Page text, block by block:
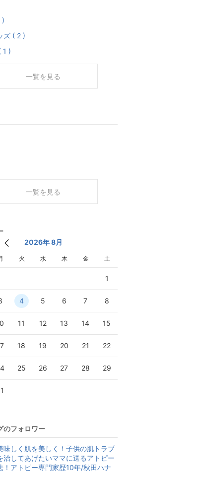
)
ズ ( 2 )
1 )
一覧を見る
一覧を見る
2026年 8月
火 水 木 金 土
1
4 5 6 7 8
11 12 13 14 15
18 19 20 21 22
25 26 27 28 29
のフォロワー
味しく肌を美しく！子供の肌トラブ
治してあげたいママに送るアトピー
！アトピー専門家歴10年/秋田ハナ